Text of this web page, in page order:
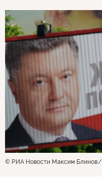
© РИА Новости Максим Блинов